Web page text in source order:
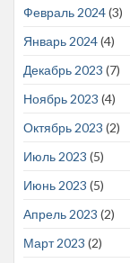
Февраль 2024(3)
Январь 2024(4)
Декабрь 2023 (7)
Ноябрь 2023 (4)
Октябрь 2023 (2)
Июль 2023 (5)
Июнь 2023 (5)
Апрель 2023 (2)
Март 2023 (2)